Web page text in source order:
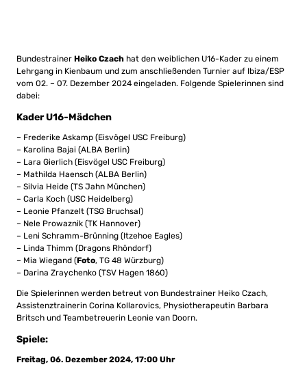
Bundestrainer Heiko Czach hat den weiblichen U16-Kader zu einem
Lehrgang in Kienbaum und zum anschließenden Turnier auf Ibiza/ESP
vom 02. – 07. Dezember 2024 eingeladen. Folgende Spielerinnen sind
dabei:
Kader U16-Mädchen
– Frederike Askamp (Eisvögel USC Freiburg)
– Karolina Bajai (ALBA Berlin)
– Lara Gierlich (Eisvögel USC Freiburg)
– Mathilda Haensch (ALBA Berlin)
– Silvia Heide (TS Jahn München)
– Carla Koch (USC Heidelberg)
– Leonie Pfanzelt (TSG Bruchsal)
– Nele Prowaznik (TK Hannover)
– Leni Schramm-Brünning (Itzehoe Eagles)
– Linda Thimm (Dragons Rhöndorf)
– Mia Wiegand (Foto, TG 48 Würzburg)
– Darina Zraychenko (TSV Hagen 1860)
Die Spielerinnen werden betreut von Bundestrainer Heiko Czach,
Assistenztrainerin Corina Kollarovics, Physiotherapeutin Barbara
Britsch und Teambetreuerin Leonie van Doorn.
Spiele:
Freitag, 06. Dezember 2024, 17:00 Uhr